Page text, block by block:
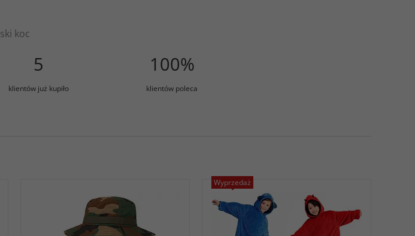
koc
5
klientów już kupiło
100%
klientów poleca
Wyprzedaż